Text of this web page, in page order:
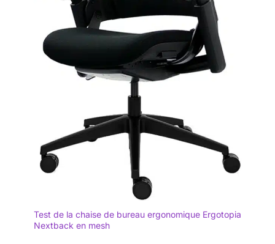
Test de la chaise de bureau ergonomique Ergotopia
Nextback en mesh